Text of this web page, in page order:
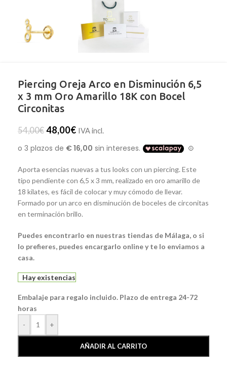
Piercing Oreja Arco en Disminución 6,5
x 3 mm Oro Amarillo 18K con Bocel
Circonitas
54,00€ 48,00€ IVA incl.
Aporta esencias nuevas a tus looks con un piercing. Este
tipo pendiente con 6,5 x 3 mm, realizado en oro amarillo de
18 kilates, es fácil de colocar y muy cómodo de llevar.
Formado por un arco en disminución de boceles de circonitas
en terminación brillo.
Puedes encontrarlo en nuestras tiendas de Málaga, o si
lo prefieres, puedes encargarlo online y te lo enviamos a
casa.
Hay existencias
Embalaje para regalo incluido. Plazo de entrega 24-72
horas
-
+
AÑADIR AL CARRITO